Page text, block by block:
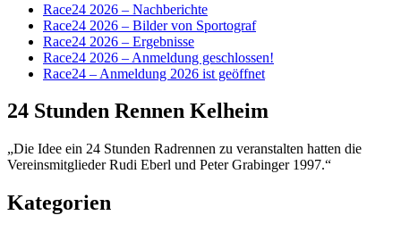
Race24 2026 – Nachberichte
Race24 2026 – Bilder von Sportograf
Race24 2026 – Ergebnisse
Race24 2026 – Anmeldung geschlossen!
Race24 – Anmeldung 2026 ist geöffnet
24 Stunden Rennen Kelheim
„Die Idee ein 24 Stunden Radrennen zu veranstalten hatten die
Vereinsmitglieder Rudi Eberl und Peter Grabinger 1997.“
Kategorien